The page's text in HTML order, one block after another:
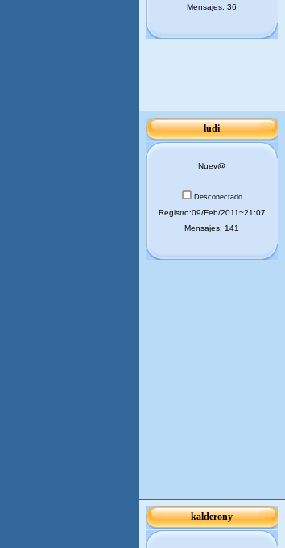
Mensajes: 36
ludi
Nuev@
Desconectado
Registro:09/Feb/2011~21:07
Mensajes: 141
kalderony